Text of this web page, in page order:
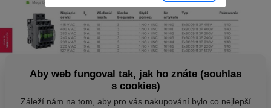
Aby web fungoval tak, jak ho znáte (souhlas
s cookies)
Záleží nám na tom, aby pro vás nakupování bylo co nejlepší